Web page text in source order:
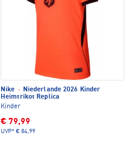
Nike · Niederlande 2026 Kinder
Heimtrikot Replica
Kinder
€ 79,99
UVP* € 84,99